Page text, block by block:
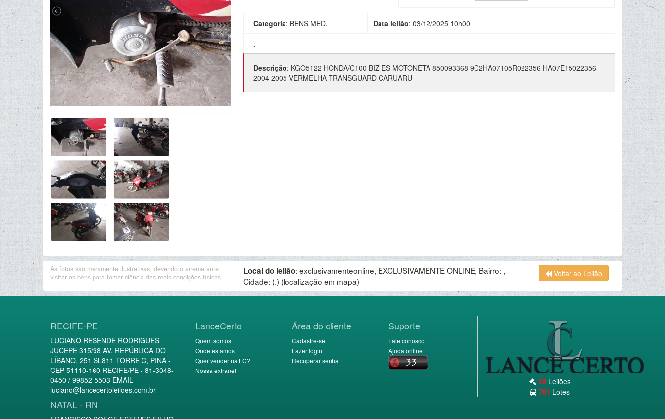
Categoria: BENS MED. Data leilão: 03/12/2025 10h00
,
Descrição: KGO5122 HONDA/C100 BIZ ES MOTONETA 850093368 9C2HA07105R022356 HA07E15022356
2004 2005 VERMELHA TRANSGUARD CARUARU
As fotos são meramente ilustrativas, devendo o arrematante
visitar os bens para tomar ciência das reais condições físicas.
Local do leilão: exclusivamenteonline, EXCLUSIVAMENTE ONLINE, Bairro: ,
Cidade: (.) (localização em mapa)
Voltar ao Leilão
RECIFE-PE
LUCIANO RESENDE RODRIGUES
JUCEPE 315/98 AV. REPÚBLICA DO
LÍBANO, 251 SL811 TORRE C, PINA -
CEP 51110-160 RECIFE/PE - 81-3048-
0450 / 99852-5503 EMAIL
luciano@lancecertoleiloes.com.br
NATAL - RN
LanceCerto
Quem somos
Onde estamos
Quer vender na LC?
Nossa extranet
Área do cliente
Cadastre-se
Fazer login
Recuperar senha
Suporte
Fale conosco
Ajuda online
38Leilões
781 Lotes